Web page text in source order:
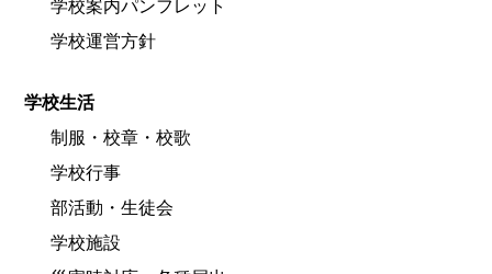
学校案内パンフレット
学校運営方針
学校生活
制服・校章・校歌
学校行事
部活動・生徒会
学校施設